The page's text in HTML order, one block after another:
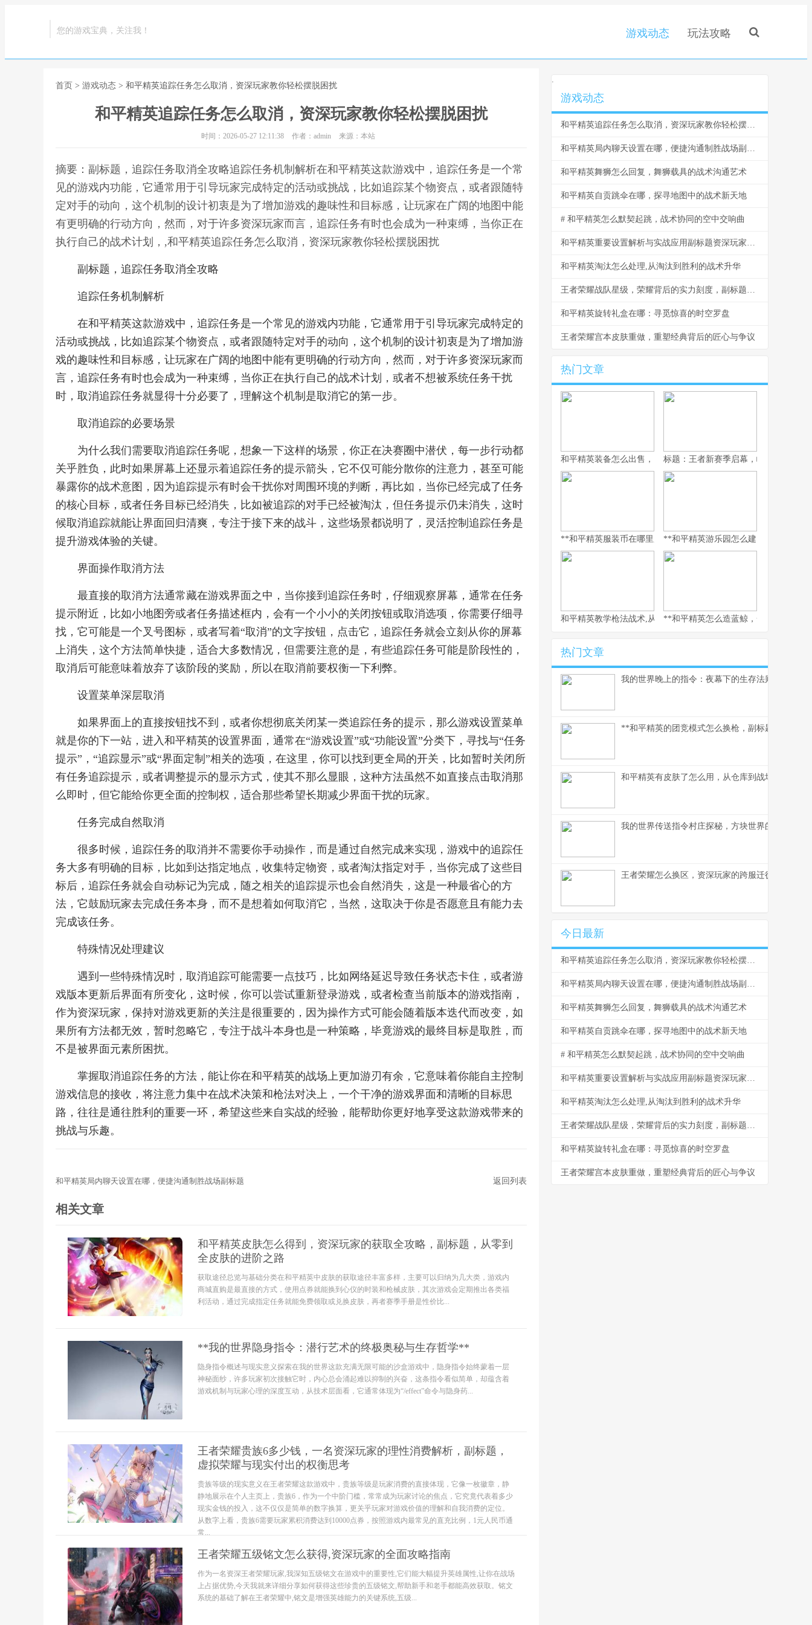
您的游戏宝典，关注我！ 游戏动态 玩法攻略
首页 > 游戏动态 > 和平精英追踪任务怎么取消，资深玩家教你轻松摆脱困扰
和平精英追踪任务怎么取消，资深玩家教你轻松摆脱困扰
时间：2026-05-27 12:11:38 作者：admin 来源：本站
摘要：副标题，追踪任务取消全攻略追踪任务机制解析在和平精英这款游戏中，追踪任务是一个常
见的游戏内功能，它通常用于引导玩家完成特定的活动或挑战，比如追踪某个物资点，或者跟随特
定对手的动向，这个机制的设计初衷是为了增加游戏的趣味性和目标感，让玩家在广阔的地图中能
有更明确的行动方向，然而，对于许多资深玩家而言，追踪任务有时也会成为一种束缚，当你正在
执行自己的战术计划，,和平精英追踪任务怎么取消，资深玩家教你轻松摆脱困扰
副标题，追踪任务取消全攻略
追踪任务机制解析
在和平精英这款游戏中，追踪任务是一个常见的游戏内功能，它通常用于引导玩家完成特定的
活动或挑战，比如追踪某个物资点，或者跟随特定对手的动向，这个机制的设计初衷是为了增加游
戏的趣味性和目标感，让玩家在广阔的地图中能有更明确的行动方向，然而，对于许多资深玩家而
言，追踪任务有时也会成为一种束缚，当你正在执行自己的战术计划，或者不想被系统任务干扰
时，取消追踪任务就显得十分必要了，理解这个机制是取消它的第一步。
取消追踪的必要场景
为什么我们需要取消追踪任务呢，想象一下这样的场景，你正在决赛圈中潜伏，每一步行动都
关乎胜负，此时如果屏幕上还显示着追踪任务的提示箭头，它不仅可能分散你的注意力，甚至可能
暴露你的战术意图，因为追踪提示有时会干扰你对周围环境的判断，再比如，当你已经完成了任务
的核心目标，或者任务目标已经消失，比如被追踪的对手已经被淘汰，但任务提示仍未消失，这时
候取消追踪就能让界面回归清爽，专注于接下来的战斗，这些场景都说明了，灵活控制追踪任务是
提升游戏体验的关键。
界面操作取消方法
最直接的取消方法通常藏在游戏界面之中，当你接到追踪任务时，仔细观察屏幕，通常在任务
提示附近，比如小地图旁或者任务描述框内，会有一个小小的关闭按钮或取消选项，你需要仔细寻
找，它可能是一个叉号图标，或者写着“取消”的文字按钮，点击它，追踪任务就会立刻从你的屏幕
上消失，这个方法简单快捷，适合大多数情况，但需要注意的是，有些追踪任务可能是阶段性的，
取消后可能意味着放弃了该阶段的奖励，所以在取消前要权衡一下利弊。
设置菜单深层取消
如果界面上的直接按钮找不到，或者你想彻底关闭某一类追踪任务的提示，那么游戏设置菜单
就是你的下一站，进入和平精英的设置界面，通常在“游戏设置”或“功能设置”分类下，寻找与“任务
提示”，“追踪显示”或“界面定制”相关的选项，在这里，你可以找到更全局的开关，比如暂时关闭所
有任务追踪提示，或者调整提示的显示方式，使其不那么显眼，这种方法虽然不如直接点击取消那
么即时，但它能给你更全面的控制权，适合那些希望长期减少界面干扰的玩家。
任务完成自然取消
很多时候，追踪任务的取消并不需要你手动操作，而是通过自然完成来实现，游戏中的追踪任
务大多有明确的目标，比如到达指定地点，收集特定物资，或者淘汰指定对手，当你完成了这些目
标后，追踪任务就会自动标记为完成，随之相关的追踪提示也会自然消失，这是一种最省心的方
法，它鼓励玩家去完成任务本身，而不是想着如何取消它，当然，这取决于你是否愿意且有能力去
完成该任务。
特殊情况处理建议
遇到一些特殊情况时，取消追踪可能需要一点技巧，比如网络延迟导致任务状态卡住，或者游
戏版本更新后界面有所变化，这时候，你可以尝试重新登录游戏，或者检查当前版本的游戏指南，
作为资深玩家，保持对游戏更新的关注是很重要的，因为操作方式可能会随着版本迭代而改变，如
果所有方法都无效，暂时忽略它，专注于战斗本身也是一种策略，毕竟游戏的最终目标是取胜，而
不是被界面元素所困扰。
掌握取消追踪任务的方法，能让你在和平精英的战场上更加游刃有余，它意味着你能自主控制
游戏信息的接收，将注意力集中在战术决策和枪法对决上，一个干净的游戏界面和清晰的目标思
路，往往是通往胜利的重要一环，希望这些来自实战的经验，能帮助你更好地享受这款游戏带来的
挑战与乐趣。
和平精英局内聊天设置在哪，便捷沟通制胜战场副标题 返回列表
相关文章
和平精英皮肤怎么得到，资深玩家的获取全攻略，副标题，从零到
全皮肤的进阶之路
获取途径总览与基础分类在和平精英中皮肤的获取途径丰富多样，主要可以归纳为几大类，游戏内
商城直购是最直接的方式，使用点券就能换到心仪的时装和枪械皮肤，其次游戏会定期推出各类福
利活动，通过完成指定任务就能免费领取或兑换皮肤，再者赛季手册是性价比...
**我的世界隐身指令：潜行艺术的终极奥秘与生存哲学**
隐身指令概述与现实意义探索在我的世界这款充满无限可能的沙盒游戏中，隐身指令始终蒙着一层
神秘面纱，许多玩家初次接触它时，内心总会涌起难以抑制的兴奋，这条指令看似简单，却蕴含着
游戏机制与玩家心理的深度互动，从技术层面看，它通常体现为“/effect”命令与隐身药...
王者荣耀贵族6多少钱，一名资深玩家的理性消费解析，副标题，
虚拟荣耀与现实付出的权衡思考
贵族等级的现实意义在王者荣耀这款游戏中，贵族等级是玩家消费的直接体现，它像一枚徽章，静
静地展示在个人主页上，贵族6，作为一个中阶门槛，常常成为玩家讨论的焦点，它究竟代表着多少
现实金钱的投入，这不仅仅是简单的数字换算，更关乎玩家对游戏价值的理解和自我消费的定位。
从数字上看，贵族6需要玩家累积消费达到10000点券，按照游戏内最常见的直充比例，1元人民币通
常...
王者荣耀五级铭文怎么获得,资深玩家的全面攻略指南
作为一名资深王者荣耀玩家,我深知五级铭文在游戏中的重要性,它们能大幅提升英雄属性,让你在战场
上占据优势,今天我就来详细分享如何获得这些珍贵的五级铭文,帮助新手和老手都能高效获取。铭文
系统的基础了解在王者荣耀中,铭文是增强英雄能力的关键系统,五级...
.
游戏动态
和平精英追踪任务怎么取消，资深玩家教你轻松摆脱困扰
和平精英局内聊天设置在哪，便捷沟通制胜战场副标题
和平精英舞狮怎么回复，舞狮载具的战术沟通艺术
和平精英自贡跳伞在哪，探寻地图中的战术新天地
# 和平精英怎么默契起跳，战术协同的空中交响曲
和平精英重要设置解析与实战应用副标题资深玩家视角下的决胜秘籍
和平精英淘汰怎么处理,从淘汰到胜利的战术升华
王者荣耀战队星级，荣耀背后的实力刻度，副标题，探索段位之上的团队金字塔
和平精英旋转礼盒在哪：寻觅惊喜的时空罗盘
王者荣耀宫本皮肤重做，重塑经典背后的匠心与争议
热门文章
和平精英装备怎么出售，资深玩家的交易谋略副标题，虚拟战场的
标题：王者新赛季启幕，峡谷变革与玩
**和平精英服装币在哪里用，老兵的时尚购物指南，副标题，揭秘
**和平精英游乐园怎么建：从虚拟战场
和平精英教学枪法战术,从新手到战神的心路历程
**和平精英怎么造蓝鲸，一场虚拟海洋
热门文章
我的世界晚上的指令：夜幕下的生存法则
**和平精英的团竞模式怎么换枪，副标题为短兵相
和平精英有皮肤了怎么用，从仓库到战场的战术美
我的世界传送指令村庄探秘，方块世界的瞬间移
王者荣耀怎么换区，资深玩家的跨服迁徙指南，副
今日最新
和平精英追踪任务怎么取消，资深玩家教你轻松摆脱困扰
和平精英局内聊天设置在哪，便捷沟通制胜战场副标题
和平精英舞狮怎么回复，舞狮载具的战术沟通艺术
和平精英自贡跳伞在哪，探寻地图中的战术新天地
# 和平精英怎么默契起跳，战术协同的空中交响曲
和平精英重要设置解析与实战应用副标题资深玩家视角下的决胜秘籍
和平精英淘汰怎么处理,从淘汰到胜利的战术升华
王者荣耀战队星级，荣耀背后的实力刻度，副标题，探索段位之上的团队金字塔
和平精英旋转礼盒在哪：寻觅惊喜的时空罗盘
王者荣耀宫本皮肤重做，重塑经典背后的匠心与争议